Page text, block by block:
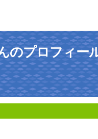
のプロフィー